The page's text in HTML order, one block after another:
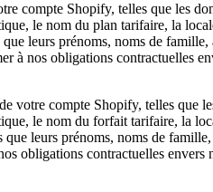
compte Shopify, telles que les
le nom du plan tarifaire, la
leurs prénoms, noms de
à nos obligations contractuelles
compte Shopify, telles que
le nom du forfait tarifaire, la
leurs prénoms, noms de
obligations contractuelles